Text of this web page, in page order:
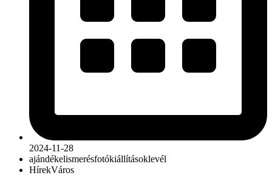
2024-11-28
ajándékelismerésfotókiállításoklevél
HírekVáros